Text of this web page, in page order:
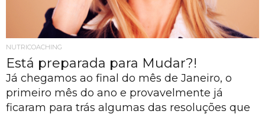
NUTRICOACHING
Está preparada para Mudar?!
Já chegamos ao final do mês de Janeiro, o
primeiro mês do ano e provavelmente já
ficaram para trás algumas das resoluções que